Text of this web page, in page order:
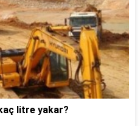
litre yakar?